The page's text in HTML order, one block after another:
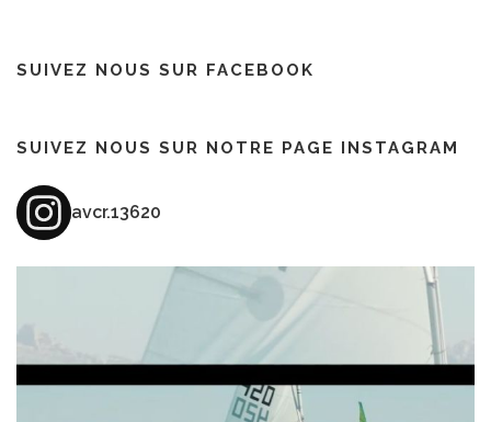
SUIVEZ NOUS SUR FACEBOOK
SUIVEZ NOUS SUR NOTRE PAGE INSTAGRAM
avcr.13620